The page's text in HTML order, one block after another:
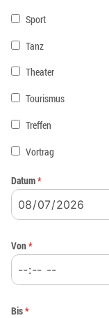
Sport
Tanz
Theater
Tourismus
Treffen
Vortrag
Datum*
Von*
Bis*